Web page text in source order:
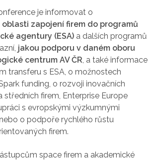
je informovat o
zapojení firem do programů
agentury (ESA) a dalších programů
jakou podporu v daném oboru
centrum AV ČR, a také informace
transferu s ESA, o možnostech
funding, o rozvoji inovačních
středních firem, Enterprise Europe
s evropskými výzkumnými
o podpoře rychlého růstu
firem.
space firem a akademické